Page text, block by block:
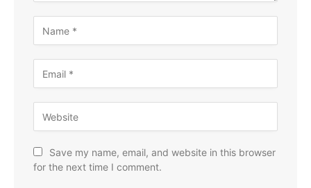
Save my name, email, and website in this browser
for the next time I comment.